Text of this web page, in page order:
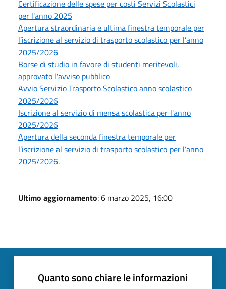
Certificazione delle spese per costi Servizi Scolastici
per l'anno 2025
Apertura straordinaria e ultima finestra temporale per
l’iscrizione al servizio di trasporto scolastico per l’anno
2025/2026
Borse di studio in favore di studenti meritevoli,
approvato l'avviso pubblico
Avvio Servizio Trasporto Scolastico anno scolastico
2025/2026
Iscrizione al servizio di mensa scolastica per l'anno
2025/2026
Apertura della seconda finestra temporale per
l’iscrizione al servizio di trasporto scolastico per l’anno
2025/2026.
Ultimo aggiornamento: 6 marzo 2025, 16:00
Quanto sono chiare le informazioni